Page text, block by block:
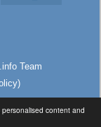
content and
Team
)